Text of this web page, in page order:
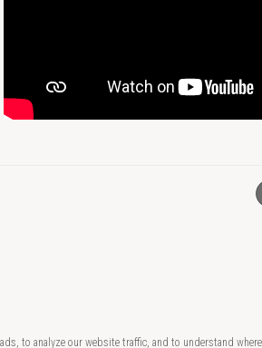
to analyze our website traffic, and to understand